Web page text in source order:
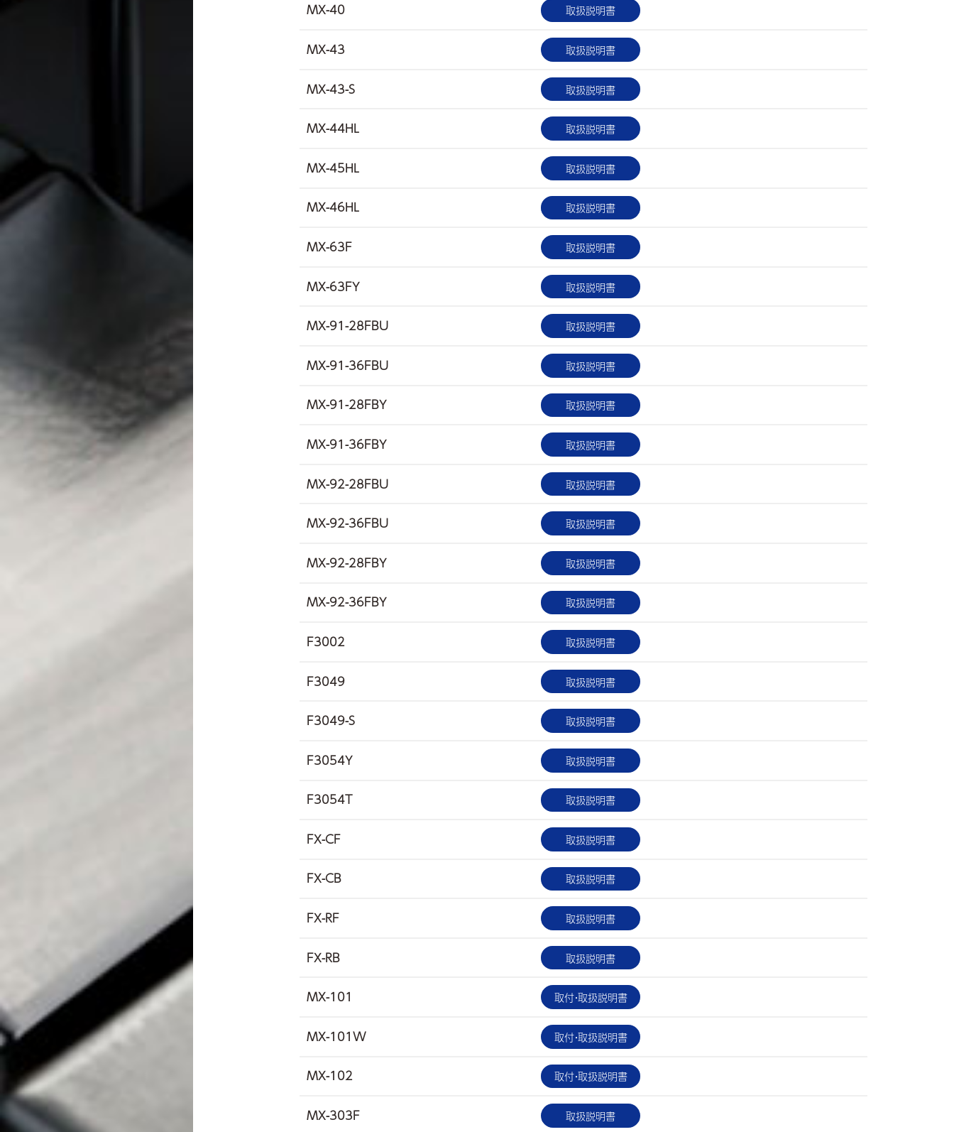
MX-40 取扱説明書
MX-43 取扱説明書
MX-43-S 取扱説明書
MX-44HL 取扱説明書
MX-45HL 取扱説明書
MX-46HL 取扱説明書
MX-63F 取扱説明書
MX-63FY 取扱説明書
MX-91-28FBU 取扱説明書
MX-91-36FBU 取扱説明書
MX-91-28FBY 取扱説明書
MX-91-36FBY 取扱説明書
MX-92-28FBU 取扱説明書
MX-92-36FBU 取扱説明書
MX-92-28FBY 取扱説明書
MX-92-36FBY 取扱説明書
F3002 取扱説明書
F3049 取扱説明書
F3049-S 取扱説明書
F3054Y 取扱説明書
F3054T 取扱説明書
FX-CF 取扱説明書
FX-CB 取扱説明書
FX-RF 取扱説明書
FX-RB 取扱説明書
MX-101 取付・取扱説明書
MX-101W 取付・取扱説明書
MX-102 取付・取扱説明書
MX-303F 取扱説明書